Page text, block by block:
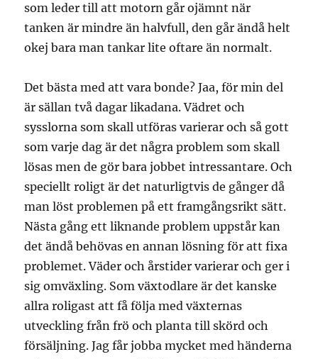
som leder till att motorn går ojämnt när
tanken är mindre än halvfull, den går ändå helt
okej bara man tankar lite oftare än normalt.
Det bästa med att vara bonde? Jaa, för min del
är sällan två dagar likadana. Vädret och
sysslorna som skall utföras varierar och så gott
som varje dag är det några problem som skall
lösas men de gör bara jobbet intressantare. Och
speciellt roligt är det naturligtvis de gånger då
man löst problemen på ett framgångsrikt sätt.
Nästa gång ett liknande problem uppstår kan
det ändå behövas en annan lösning för att fixa
problemet. Väder och årstider varierar och ger i
sig omväxling. Som växtodlare är det kanske
allra roligast att få följa med växternas
utveckling från frö och planta till skörd och
försäljning. Jag får jobba mycket med händerna